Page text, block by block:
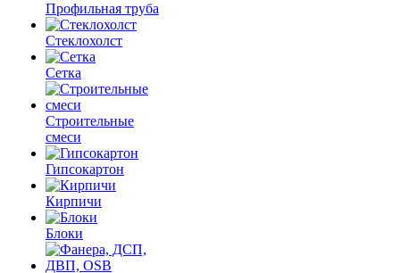
Профильная труба
Стеклохолст
Сетка
Строительные
смеси
Гипсокартон
Кирпичи
Блоки